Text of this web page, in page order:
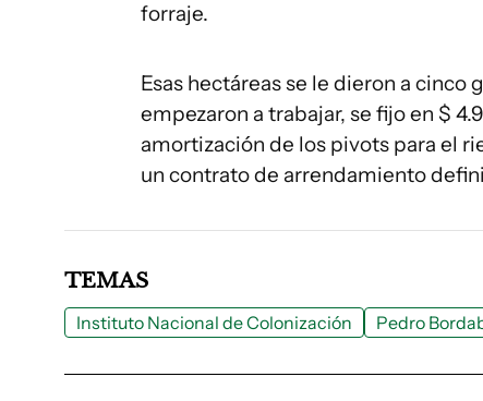
forraje.
Esas hectáreas se le dieron a
empezaron a trabajar, se fijo en $
amortización de los pivots para el
un contrato de arrendamiento
TEMAS
Instituto Nacional de Colonización Pedro